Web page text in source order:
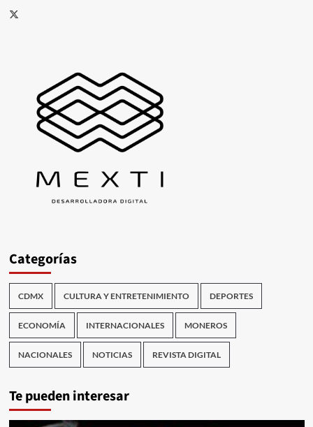
X
Categorías
CDMX CULTURA Y ENTRETENIMIENTO DEPORTES
ECONOMÍA INTERNACIONALES MONEROS
NACIONALES NOTICIAS REVISTA DIGITAL
Te pueden interesar